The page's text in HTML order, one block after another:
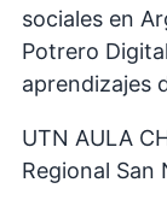
sociales en
Potrero
aprendizajes
UTN AULA
Regional San